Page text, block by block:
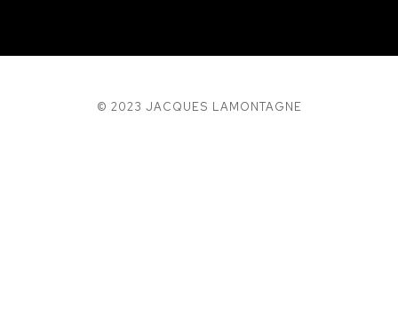
© 2023 JACQUES LAMONTAGNE